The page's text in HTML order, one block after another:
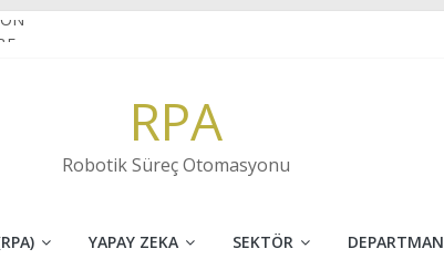
TANIMA(OCR) NEDİR?RPA
Robotik Süreç Otomasyonu
YAPAY ZEKA SEKTÖR DEPARTMAN